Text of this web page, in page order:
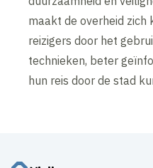
maakt de overheid
reizigers door het
technieken, beter
hun reis door de stad